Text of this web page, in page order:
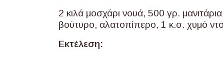
2 κιλά μοσχάρι νουά, 500 γρ.
βούτυρο, αλατοπίπερο, 1 κ.σ. χυμό
Εκτέλεση: